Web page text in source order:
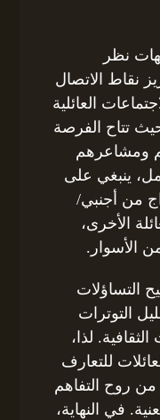
نظر
نقاط الاتصال
العائلية
تتاح الفرصة
ومشاعرهم
ينبغي على
من أجنبي/
الأخرى،
الأسوار.
التساؤلات
التوترات
لذا،
للتعارف
من روح التفاهم
في النهاية،